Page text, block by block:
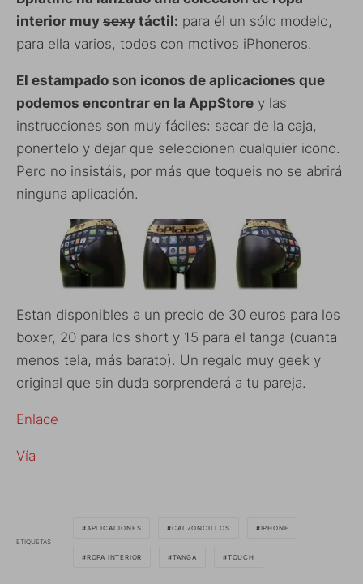
interior muy sexy táctil: para él un sólo modelo,
para ella varios, todos con motivos iPhoneros.
El estampado son iconos de aplicaciones que
podemos encontrar en la AppStore y las
instrucciones son muy fáciles: sacar de la caja,
ponertelo y dejar que seleccionen cualquier icono.
Pero no insistáis, por más que toqueis no se abrirá
ninguna aplicación.
Estan disponibles a un precio de 30 euros para los
boxer, 20 para los short y 15 para el tanga (cuanta
menos tela, más barato). Un regalo muy geek y
original que sin duda sorprenderá a tu pareja.
Enlace
Vía
ETIQUETAS
APLICACIONES CALZONCILLOS IPHONE
ROPA INTERIOR TANGA TOUCH